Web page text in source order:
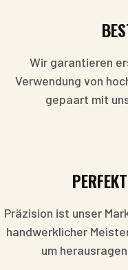
Wir garantieren
Verwendung von
gepaart mit
Präzision ist unser
handwerklicher
um